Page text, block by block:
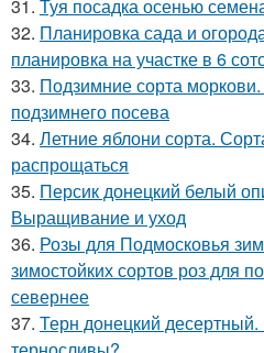
31. Туя посадка осенью
32. Планировка сада и
планировка на участке в 6
33. Подзимние сорта
подзимнего посева
34. Летние яблони сорта.
распрощаться
35. Персик донецкий белый
Выращивание и уход
36. Розы для Подмосковья
зимостойких сортов роз для
севернее
37. Терн донецкий